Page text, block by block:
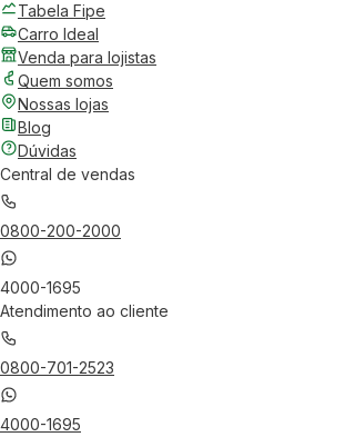
Tabela Fipe
Carro Ideal
Venda para lojistas
Quem somos
Nossas lojas
Blog
Dúvidas
Central de vendas
0800-200-2000
4000-1695
Atendimento ao cliente
0800-701-2523
4000-1695